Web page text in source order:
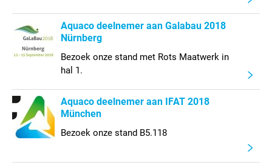
Aquaco deelnemer aan Galabau 2018
Nürnberg
Bezoek onze stand met Rots Maatwerk in
hal 1.
Aquaco deelnemer aan IFAT 2018
München
Bezoek onze stand B5.118